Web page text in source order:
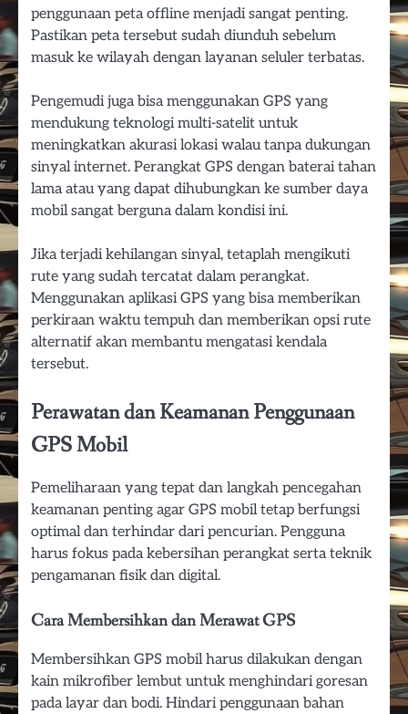
penggunaan peta offline menjadi sangat penting.
Pastikan peta tersebut sudah diunduh sebelum
masuk ke wilayah dengan layanan seluler terbatas.
Pengemudi juga bisa menggunakan GPS yang
mendukung teknologi multi-satelit untuk
meningkatkan akurasi lokasi walau tanpa dukungan
sinyal internet. Perangkat GPS dengan baterai tahan
lama atau yang dapat dihubungkan ke sumber daya
mobil sangat berguna dalam kondisi ini.
Jika terjadi kehilangan sinyal, tetaplah mengikuti
rute yang sudah tercatat dalam perangkat.
Menggunakan aplikasi GPS yang bisa memberikan
perkiraan waktu tempuh dan memberikan opsi rute
alternatif akan membantu mengatasi kendala
tersebut.
Perawatan dan Keamanan Penggunaan
GPS Mobil
Pemeliharaan yang tepat dan langkah pencegahan
keamanan penting agar GPS mobil tetap berfungsi
optimal dan terhindar dari pencurian. Pengguna
harus fokus pada kebersihan perangkat serta teknik
pengamanan fisik dan digital.
Cara Membersihkan dan Merawat GPS
Membersihkan GPS mobil harus dilakukan dengan
kain mikrofiber lembut untuk menghindari goresan
pada layar dan bodi. Hindari penggunaan bahan